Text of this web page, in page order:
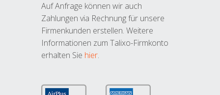
Auf Anfrage können wir auch
Zahlungen via Rechnung für unsere
Firmenkunden erstellen. Weitere
Informationen zum Talixo-Firmkonto
erhalten Sie hier.